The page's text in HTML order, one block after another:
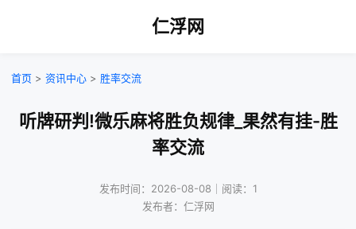
仁浮网
首页 > 资讯中心 > 胜率交流
听牌研判!微乐麻将胜负规律_果然有挂-胜
率交流
发布时间：2026-08-08｜阅读：1
发布者：仁浮网